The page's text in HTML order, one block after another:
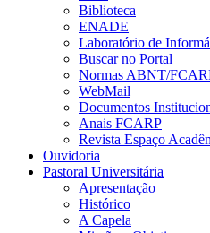
Biblioteca
ENADE
Laboratório de
Buscar no Portal
Normas ABNT/
WebMail
Documentos
Anais FCARP
Revista Espaço
Ouvidoria
Pastoral Universitária
Apresentação
Histórico
A Capela